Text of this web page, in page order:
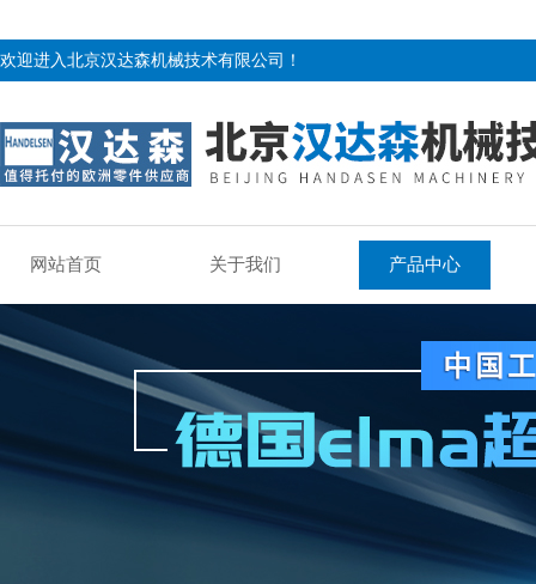
欢迎进入北京汉达森机械技术有限公司！
网站首页 关于我们 产品中心